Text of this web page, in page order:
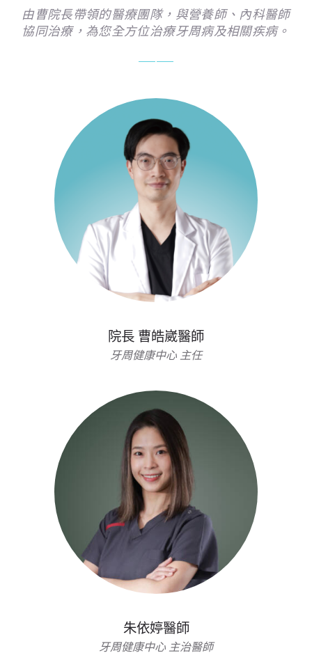
由曹院長帶領的醫療團隊，與營養師、內科醫師
協同治療，為您全方位治療牙周病及相關疾病。
院長 曹皓崴醫師
牙周健康中心 主任
朱依婷醫師
牙周健康中心 主治醫師